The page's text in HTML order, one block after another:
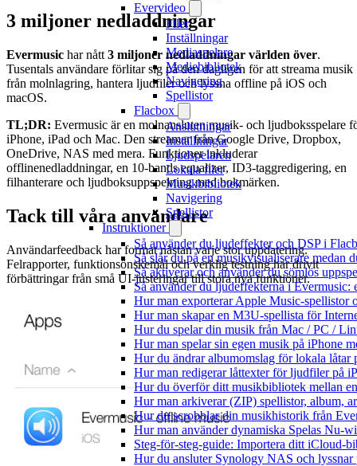
Evervideo
Filer
Inställningar
Mediaspelare
Mediebibliotek
Navigering
Spellistor
Flacbox
Anslutningar
Inställningar
Ljudspelaren
Lokala filer
Musikbibliotek
Navigering
Spellistor
Instruktioner
Så använder du ljudeffekter och DSP i
Så slår du på en musikvisualiserare medan
Så aktiverar och använder du sömlös
Så använder du ljudeffekterna i
Hur man exporterar Apple Music-spellistor
Hur man skapar en M3U-spellista för
Hur du spelar din musik från Mac / PC /
Hur man spelar sin egen musik på iPhone
Hur du ändrar albumomslag för lokala
Hur man redigerar låttexter för ljudfiler på
Hur du överför ditt musikbibliotek mellan
Hur man arkiverar (ZIP) spellistor, album,
Hur du scrobblar din musikhistorik från
Hur man använder dynamiska Spelas Nu-
Steg-för-steg-guide: Importera ditt iCloud-
Hur du ansluter Synology NAS och
3 miljoner nedladdningar
Evermusic har nått 3 miljoner nedladdningar världen över.
Tusentals användare förlitar sig på den dagligen för att streama musik
från molnlagring, hantera ljudfiler och lyssna offline på iOS och
macOS.
TL;DR: Evermusic är en molnansluten musik- och ljudboksspelare
iPhone, iPad och Mac. Den streamar från Google Drive, Dropbox,
OneDrive, NAS med mera. Funktioner inkluderar
offlinenedladdningar, en 10-bands equalizer, ID3-taggredigering, en
filhanterare och ljudboksuppspelning med bokmärken.
Tack till våra användare
Användarfeedback har format nästan varje stor uppdatering.
Felrapporter, funktionsönskemål och verklig testning har drivit
förbättringar från små UI-justeringar till stora nya funktioner.